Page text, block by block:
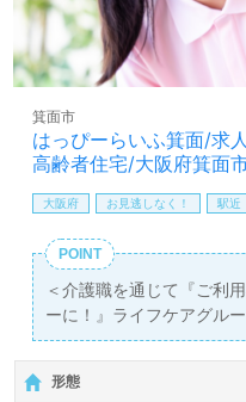
LINE、メール、お電話な
相談可能です。転職相談
料サービスをご利用いた
あり！＞"転職支援"のプ
はっぴーらいふ箕面/求
高齢者住宅/大阪府箕面
箕面市
大阪府 お見逃しなく！ 駅近
POINT
＜介護職を通じて『ご利
ーに！』ライフケアグル
【月給255,000円～
有資格者向け求人＊『桜
す。
形態